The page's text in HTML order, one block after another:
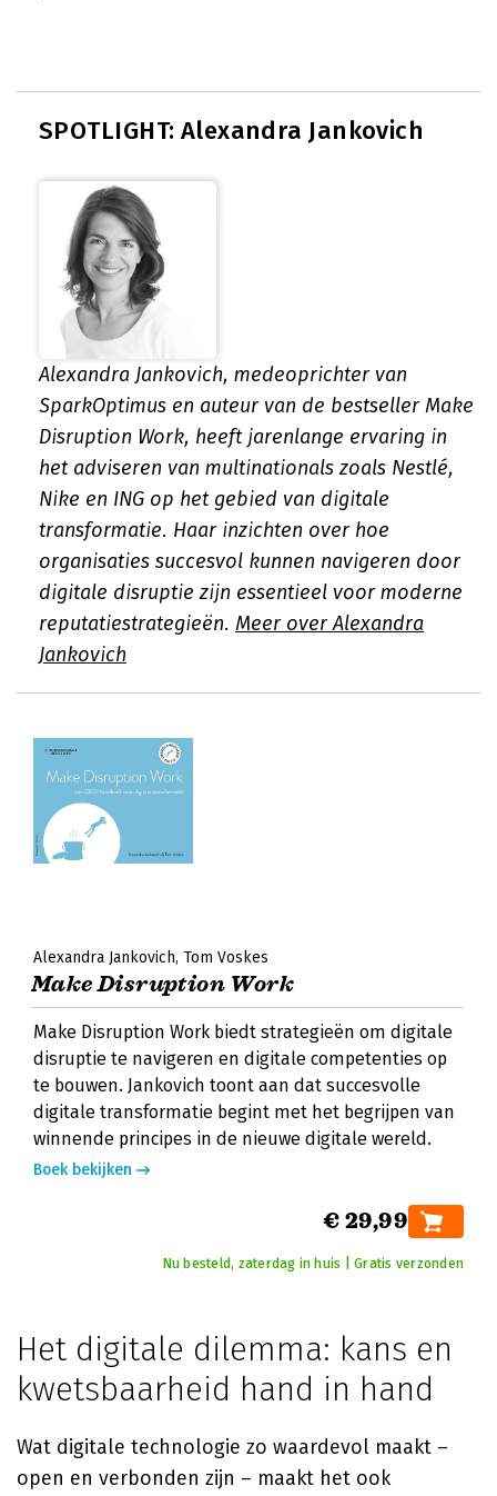
SPOTLIGHT: Alexandra Jankovich
Alexandra Jankovich, medeoprichter van
SparkOptimus en auteur van de bestseller Make
Disruption Work, heeft jarenlange ervaring in
het adviseren van multinationals zoals Nestlé,
Nike en ING op het gebied van digitale
transformatie. Haar inzichten over hoe
organisaties succesvol kunnen navigeren door
digitale disruptie zijn essentieel voor moderne
reputatiestrategieën. Meer over Alexandra
Jankovich
Alexandra Jankovich Tom Voskes
Make Disruption Work
Make Disruption Work biedt strategieën om digitale
disruptie te navigeren en digitale competenties op
te bouwen. Jankovich toont aan dat succesvolle
digitale transformatie begint met het begrijpen van
winnende principes in de nieuwe digitale wereld.
Boek bekijken
€ 29,99
Nu besteld, zaterdag in huis | Gratis verzonden
Het digitale dilemma: kans en
kwetsbaarheid hand in hand
Wat digitale technologie zo waardevol maakt –
open en verbonden zijn – maakt het ook